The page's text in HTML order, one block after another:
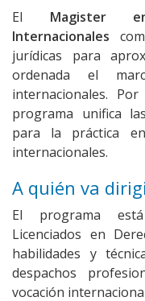
El Magister
Internacionales
jurídicas para
ordenada el
internacionales.
programa unifica
para la práctica en
internacionales.
A quién va
El programa
Licenciados en
habilidades y
despachos
vocación